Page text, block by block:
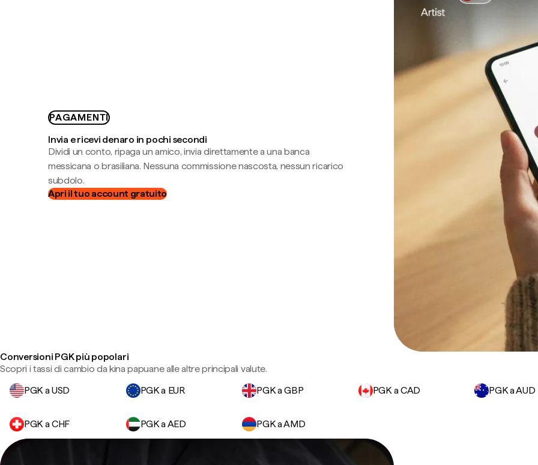
PAGAMENTI
Invia e ricevi denaro in pochi secondi
Dividi un conto, ripaga un amico, invia direttamente a una banca
messicana o brasiliana. Nessuna commissione nascosta, nessun ricarico
subdolo.
Apri il tuo account gratuito
Conversioni PGK più popolari
Scopri i tassi di cambio da kina papuane alle altre principali valute.
PGK a USD
PGK a EUR PGK a GBP PGK a CAD PGK a AUD
PGK a CHF PGK a AED PGK a AMD